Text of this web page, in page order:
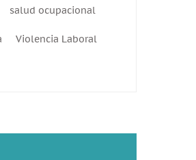
salud ocupacional
Violencia Laboral